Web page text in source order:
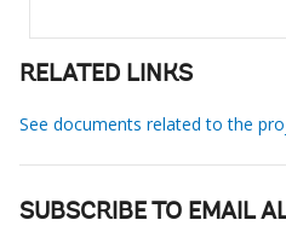
RELATED LINKS
See documents related to the
SUBSCRIBE TO EMAIL